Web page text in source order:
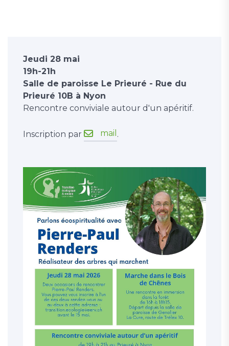
Jeudi 28 mai
19h-21h
Salle de paroisse Le Prieuré - Rue du
Prieuré 10B à Nyon
Rencontre conviviale autour d'un apéritif.
Inscription par mail .